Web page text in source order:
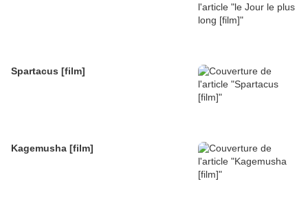
Spartacus [film]
Kagemusha [film]